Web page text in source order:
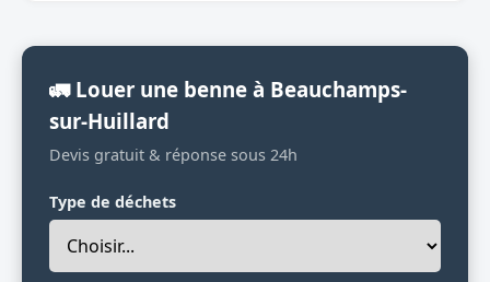
🚛 Louer une benne à Beauchamps-
sur-Huillard
Devis gratuit & réponse sous 24h
Type de déchets